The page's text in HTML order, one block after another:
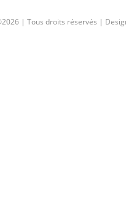
| Tous droits réservés |